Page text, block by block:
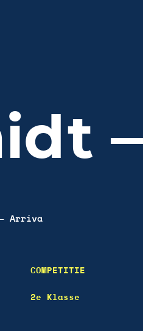
Arriva
COMPETITIE
2e Klasse